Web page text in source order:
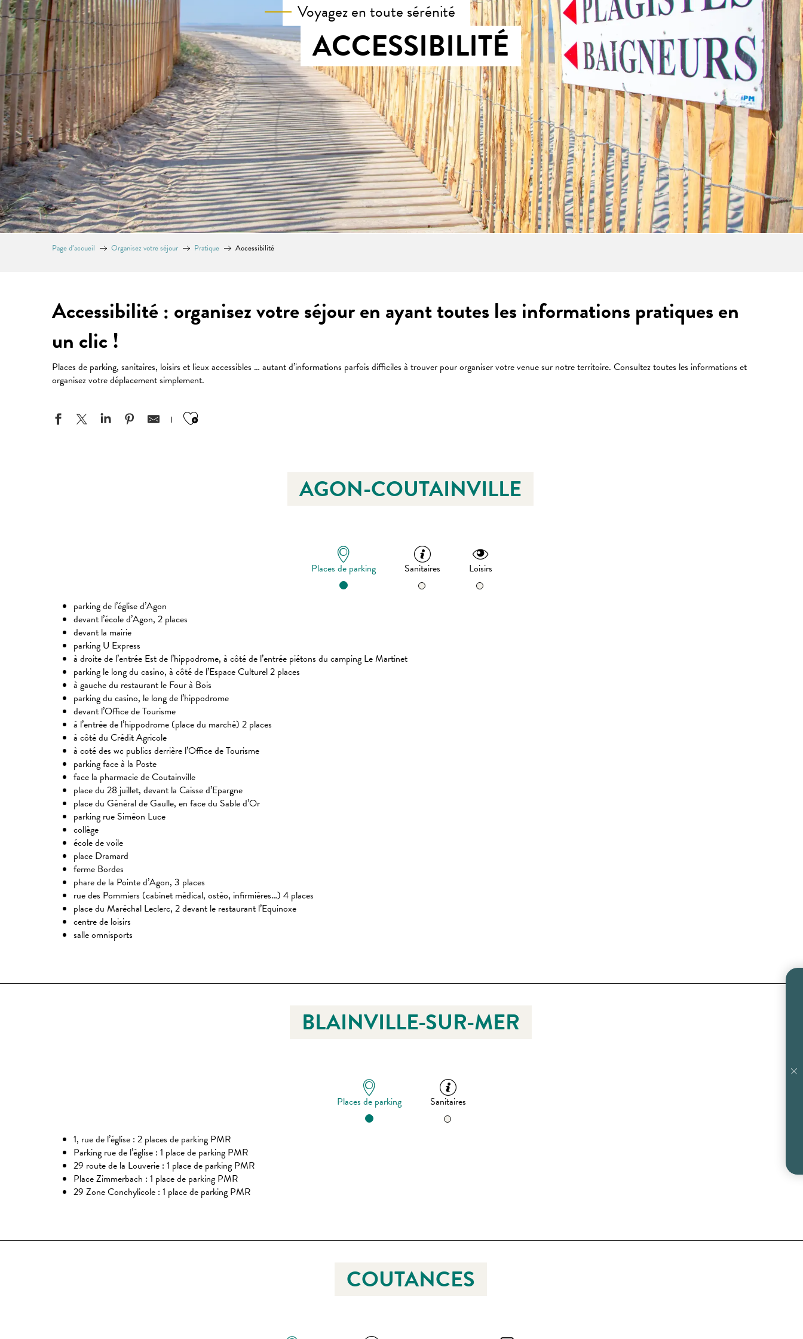
Voyagez en toute sérénité
ACCESSIBILITÉ
Page d’accueil Organisez votre séjour Pratique Accessibilité
Accessibilité : organisez votre séjour en ayant toutes les informations pratiques en
un clic !
Places de parking, sanitaires, loisirs et lieux accessibles … autant d’informations parfois difficiles à trouver pour organiser votre venue sur notre territoire. Consultez toutes les informations et
organisez votre déplacement simplement.
Ajouter aux favoris
AGON-COUTAINVILLE
Places de parking Sanitaires Loisirs
parking de l’église d’Agon
devant l’école d’Agon, 2 places
devant la mairie
parking U Express
à droite de l’entrée Est de l’hippodrome, à côté de l’entrée piétons du camping Le Martinet
parking le long du casino, à côté de l’Espace Culturel 2 places
à gauche du restaurant le Four à Bois
parking du casino, le long de l’hippodrome
devant l’Office de Tourisme
à l’entrée de l’hippodrome (place du marché) 2 places
à côté du Crédit Agricole
à coté des wc publics derrière l’Office de Tourisme
parking face à la Poste
face la pharmacie de Coutainville
place du 28 juillet, devant la Caisse d’Epargne
place du Général de Gaulle, en face du Sable d’Or
parking rue Siméon Luce
collège
école de voile
place Dramard
ferme Bordes
phare de la Pointe d’Agon, 3 places
rue des Pommiers (cabinet médical, ostéo, infirmières…) 4 places
place du Maréchal Leclerc, 2 devant le restaurant l’Equinoxe
centre de loisirs
salle omnisports
BLAINVILLE-SUR-MER
Places de parking Sanitaires
1, rue de l’église : 2 places de parking PMR
Parking rue de l’église : 1 place de parking PMR
29 route de la Louverie : 1 place de parking PMR
Place Zimmerbach : 1 place de parking PMR
29 Zone Conchylicole : 1 place de parking PMR
COUTANCES